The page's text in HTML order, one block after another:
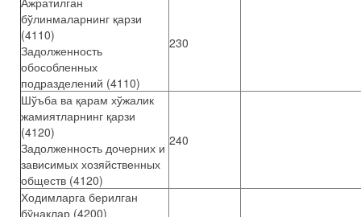
бўлинмаларнинг қарзи
(4110)
Задолженность
обособленных
подразделений (4110)
230
Шўъба ва қарам хўжалик
жамиятларнинг қарзи
(4120)
Задолженность дочерних и
зависимых хозяйственных
обществ (4120)
240
Ходимларга берилган
бўнаклар (4200)